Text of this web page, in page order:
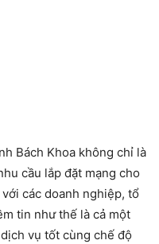
Bách Khoa không chỉ là
cầu lắp đặt mạng cho
các doanh nghiệp, tổ
tin như thế là cả một
vụ tốt cùng chế độ